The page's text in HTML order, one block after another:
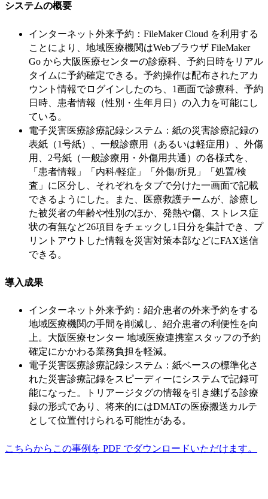
システムの概要
インターネット外来予約：FileMaker Cloud を利用する
ことにより、地域医療機関はWebブラウザ FileMaker
Go から大阪医療センターの診療科、予約日時をリアル
タイムに予約確定できる。予約操作は配布されたアカ
ウント情報でログインしたのち、1画面で診療科、予約
日時、患者情報（性別・生年月日）の入力を可能にし
ている。
電子災害医療診療記録システム：紙の災害診療記録の
表紙（1号紙）、一般診療用（あるいは軽症用）、外傷
用、2号紙（一般診療用・外傷用共通）の各様式を、
「患者情報」「内科/軽症」「外傷/所見」「処置/検
査」に区分し、それぞれをタブで分けた一画面で記載
できるようにした。また、医療救護チームが、診療し
た被災者の年齢や性別のほか、発熱や傷、ストレス症
状の有無など26項目をチェックし1日分を集計でき、プ
リントアウトした情報を災害対策本部などにFAX送信
できる。
導入成果
インターネット外来予約：紹介患者の外来予約をする
地域医療機関の手間を削減し、紹介患者の利便性を向
上。大阪医療センター 地域医療連携室スタッフの予約
確定にかかわる業務負担を軽減。
電子災害医療診療記録システム：紙ベースの標準化さ
れた災害診療記録をスピーディーにシステムで記録可
能になった。トリアージタグの情報を引き継げる診療
録の形式であり、将来的にはDMATの医療搬送カルテ
として位置付けられる可能性がある。
こちらからこの事例を PDF でダウンロードいただけます。